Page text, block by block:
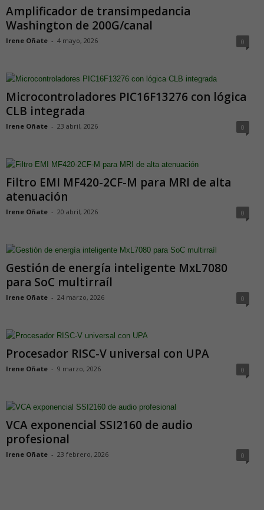
Amplificador de transimpedancia
Washington de 200G/canal
Irene Oñate - 4 mayo, 2026 0
Microcontroladores PIC16F13276 con lógica
CLB integrada
Irene Oñate - 23 abril, 2026 0
Filtro EMI MF420-2CF-M para MRI de alta
atenuación
Irene Oñate - 20 abril, 2026 0
Gestión de energía inteligente MxL7080
para SoC multirraíl
Irene Oñate - 24 marzo, 2026 0
Procesador RISC-V universal con UPA
Irene Oñate - 9 marzo, 2026 0
VCA exponencial SSI2160 de audio
profesional
Irene Oñate - 23 febrero, 2026 0